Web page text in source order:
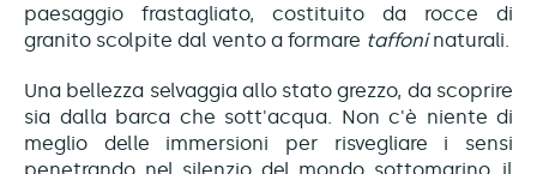
paesaggio frastagliato, costituito da rocce di
granito scolpite dal vento a formare taffoninaturali.
Una bellezza selvaggia allo stato grezzo, da scoprire
sia dalla barca che sott'acqua. Non c'è niente di
meglio delle immersioni per risvegliare i sensi